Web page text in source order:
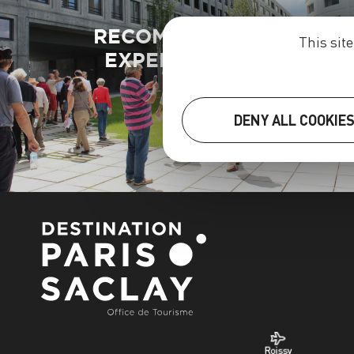
RECOMMENDED
EXPERIENCES
This
DENY ALL COOKIES